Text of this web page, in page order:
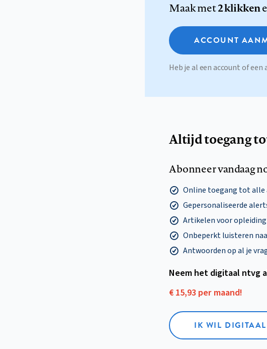
Maak met2 klikken
ACCOUNT
Heb je al een account of een
Altijd toegang
Abonneer vandaag
Online toegang tot
Gepersonaliseerde
Artikelen voor
Onbeperkt luisteren
Antwoorden op al je
Neem het digitaal ntvg
€ 15,93 per maand!
IK WIL DIGITAAL